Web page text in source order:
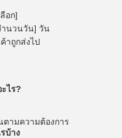
อก]
านวนวัน] วัน
าถูกส่งไป
ไร?
ตามความต้องการ
บ้าง